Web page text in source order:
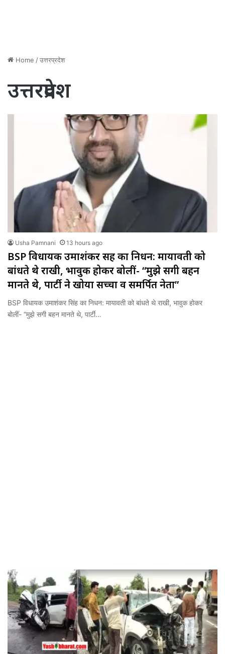
Home /उत्तरप्रदेश
उत्तरप्रदेश
Usha Pamnani 13 hours ago
BSP विधायक उमाशंकर सिंह का निधन: मायावती को
बांधते थे राखी, भावुक होकर बोलीं- “मुझे सगी बहन
मानते थे, पार्टी ने खोया सच्चा व समर्पित नेता”
BSP विधायक उमाशंकर सिंह का निधन: मायावती को बांधते थे राखी, भावुक होकर
बोलीं- “मुझे सगी बहन मानते थे, पार्टी…